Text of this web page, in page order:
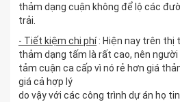
thảm dạng cuận không để lộ các
trải.
- Tiết kiệm chi phí: Hiện nay trên thị
thảm dạng tấm là rất cao, nên
tảm cuận ca cấp vì nó rẻ hơn giá
giá cả hợp lý
do vậy với các công trình dự án họ